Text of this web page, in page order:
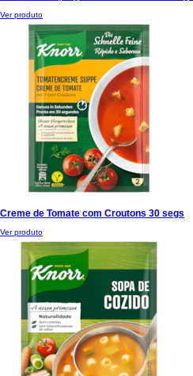
Ver produto
Creme de Tomate com Croutons 30 segs
Ver produto